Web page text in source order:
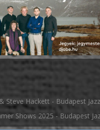
Steve Hackett - Budapest
Shows 2025 - Budapest